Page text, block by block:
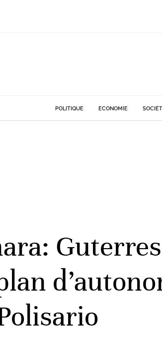
POLITIQUE ECONOMIE